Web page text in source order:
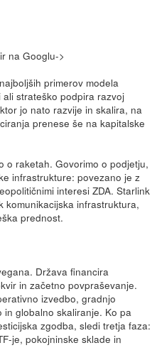
na Googlu->
primerov modela
strateško podpira razvoj
jo nato razvije in skalira, na
prenese še na kapitalske
o raketah. Govorimo o podjetju,
infrastrukture: povezano je z
interesi ZDA. Starlink
komunikacijska infrastruktura,
prednost.
Država financira
in začetno povpraševanje.
izvedbo, gradnjo
globalno skaliranje. Ko pa
zgodba, sledi tretja faza:
je, pokojninske sklade in